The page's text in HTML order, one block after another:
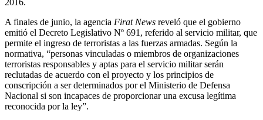
A finales de junio, la agencia Firat News reveló que el gobierno
emitió el Decreto Legislativo Nº 691, referido al servicio militar, que
permite el ingreso de terroristas a las fuerzas armadas. Según la
normativa, “personas vinculadas o miembros de organizaciones
terroristas responsables y aptas para el servicio militar serán
reclutadas de acuerdo con el proyecto y los principios de
conscripción a ser determinados por el Ministerio de Defensa
Nacional si son incapaces de proporcionar una excusa legítima
reconocida por la ley”.